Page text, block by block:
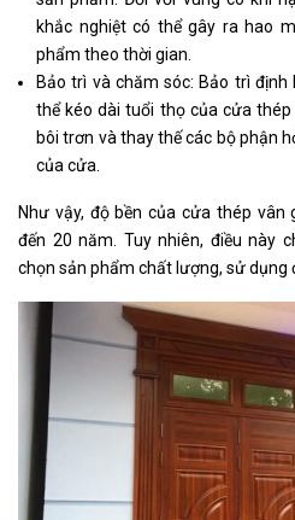
khắc nghiệt có thể gây ra hao
phẩm theo thời gian.
Bảo trì và chăm sóc: Bảo trì
thể kéo dài tuổi thọ của cửa thép
bôi trơn và thay thế các bộ phận
của cửa.
Như vậy, độ bền của cửa thép
đến 20 năm. Tuy nhiên, điều này
chọn sản phẩm chất lượng, sử dụng